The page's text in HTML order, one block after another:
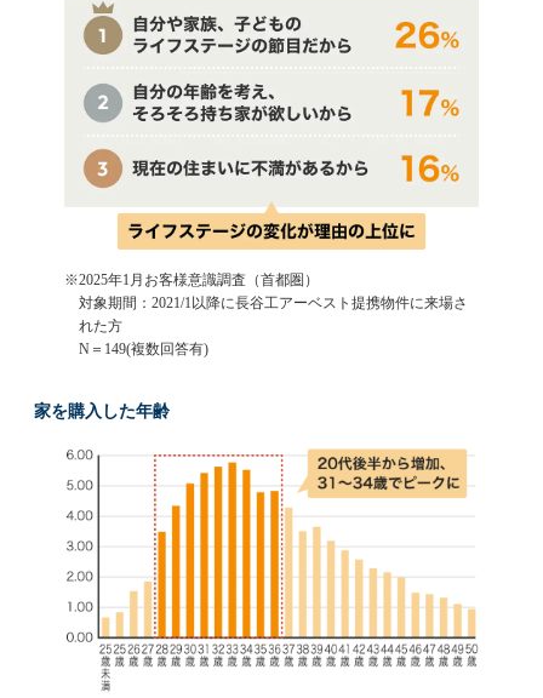
2025年1月お客様意識調査（首都圏）
対象期間：2021/1以降に長谷工アーベスト提携物件に来場さ
れた方
N＝149(複数回答有)
家を購入した年齢